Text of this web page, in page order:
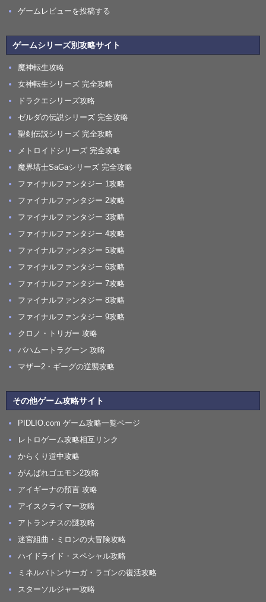
ゲームレビューを投稿する
ゲームシリーズ別攻略サイト
魔神転生攻略
女神転生シリーズ 完全攻略
ドラクエシリーズ攻略
ゼルダの伝説シリーズ 完全攻略
聖剣伝説シリーズ 完全攻略
メトロイドシリーズ 完全攻略
魔界塔士SaGaシリーズ 完全攻略
ファイナルファンタジー 1攻略
ファイナルファンタジー 2攻略
ファイナルファンタジー 3攻略
ファイナルファンタジー 4攻略
ファイナルファンタジー 5攻略
ファイナルファンタジー 6攻略
ファイナルファンタジー 7攻略
ファイナルファンタジー 8攻略
ファイナルファンタジー 9攻略
クロノ・トリガー 攻略
バハムートラグーン 攻略
マザー2・ギーグの逆襲攻略
その他ゲーム攻略サイト
PIDLIO.com ゲーム攻略一覧ページ
レトロゲーム攻略相互リンク
からくり道中攻略
がんばれゴエモン2攻略
アイギーナの預言 攻略
アイスクライマー攻略
アトランチスの謎攻略
迷宮組曲・ミロンの大冒険攻略
ハイドライド・スペシャル攻略
ミネルバトンサーガ・ラゴンの復活攻略
スターソルジャー攻略